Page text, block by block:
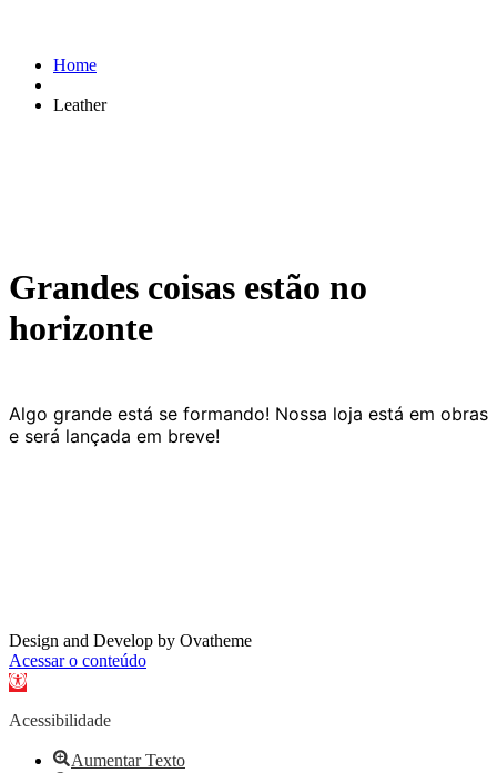
Home
Leather
Grandes coisas estão no
horizonte
Algo grande está se formando! Nossa loja está em obras
e será lançada em breve!
Design and Develop by Ovatheme
Acessar o conteúdo
Abrir a barra de ferramentas
Acessibilidade
Aumentar Texto